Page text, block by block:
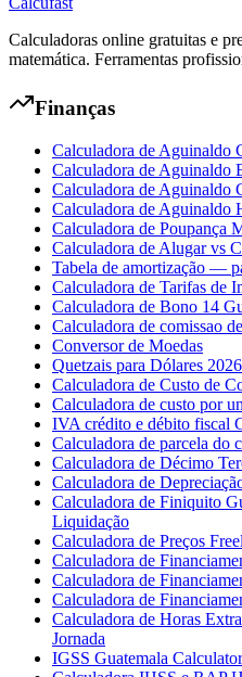
Calculadoras online gratuitas e
matemática. Ferramentas
Finanças
Calculadora de Aguinaldo
Calculadora de Aguinaldo
Calculadora de Aguinaldo
Calculadora de Aguinaldo
Calculadora de Poupança
Calculadora de Alugar vs
Tabela de amortização —
Calculadora de Tarifas de
Calculadora de Bono 14
Calculadora de comissao
Conversor de Moedas
Quetzais para Dólares
Calculadora de Custo de
Calculadora de custo por
IVA crédito e débito fiscal
Calculadora de parcela do
Calculadora de Décimo
Calculadora de
Calculadora de Finiquito
Liquidação
Calculadora de Preços
Calculadora de
Calculadora de
Calculadora de
Calculadora de Horas
Jornada
IGSS Guatemala Calculator